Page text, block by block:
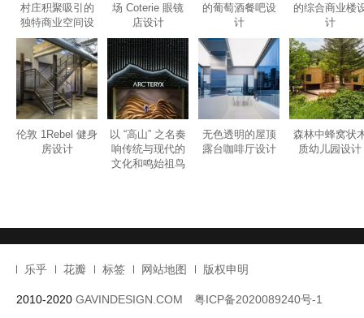
村庄积聚吸引的
独特商业空间设
计
场 Coterie 眼镜
店设计
的葡萄酒餐吧设
计
的综合商业楼
计
伦敦 1Rebel 健身
房设计
以 “高山” 之名奏
响传统与现代的
文化和鸣始祖鸟
无色透明的屋顶
露台咖啡厅设计
森林中蜂窝状
质幼儿园设计
乐乎 花瓣 标签 网站地图 版权申明
2010-2020 GAVINDESIGN.COM 粤ICP备2020089240号-1